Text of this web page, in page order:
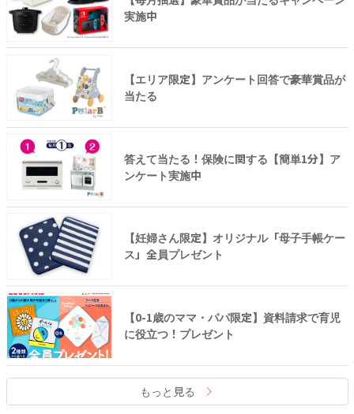
実施中
【エリア限定】アンケート回答で豪華賞品が
当たる
答えて当たる！保険に関する【簡単1分】ア
ンケート実施中
【妊婦さん限定】オリジナル「母子手帳ケー
ス」全員プレゼント
【0-1歳のママ・パパ限定】資料請求で育児
に役立つ！プレゼント
もっと見る